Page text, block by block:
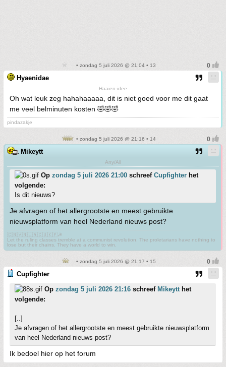
• zondag 5 juli 2026 @ 21:04 • 13
Hyaenidae
Haaien-idee
Oh wat leuk zeg hahahaaaaa, dit is niet goed voor me dit gaat
me veel belminuten kosten 🤣🤣🤣
pindazakje
• zondag 5 juli 2026 @ 21:16 • 14
Mikeytt
Any/All
Op zondag 5 juli 2026 21:00 schreef Cupfighter het
volgende:
Is dit nieuws?
Je afvragen of het allergrootste en meest gebruikte
nieuwsplatform van heel Nederland nieuws post?
🇨🇳🇻🇳🇱🇦🇨🇺🇰🇵☭
Let the ruling classes tremble at a communist revolution. The proletarians have nothing to
lose but their chains. They have a world to win.
• zondag 5 juli 2026 @ 21:17 • 15
Cupfighter
Op zondag 5 juli 2026 21:16 schreef Mikeytt het
volgende:
[..]
Je afvragen of het allergrootste en meest gebruikte nieuwsplatform
van heel Nederland nieuws post?
Ik bedoel hier op het forum